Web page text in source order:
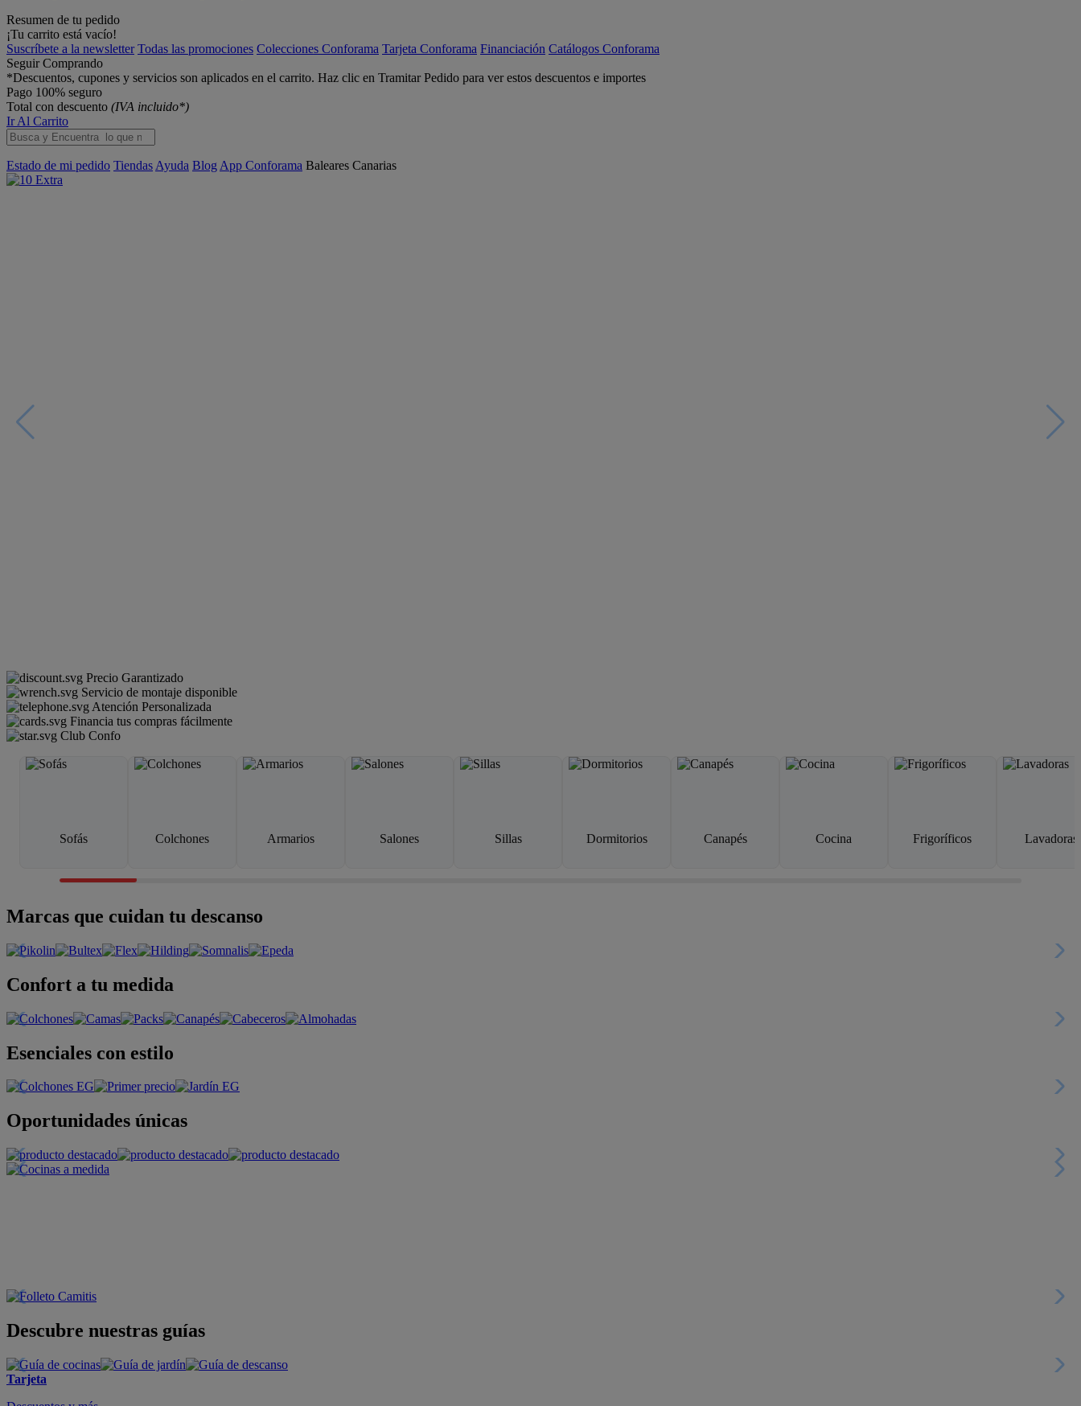
Resumen de tu pedido
¡Tu carrito está vacío!
Suscríbete a la newsletter Todas las promociones Colecciones Conforama Tarjeta Conforama Financiación Catálogos Conforama
Seguir Comprando
*Descuentos, cupones y servicios son aplicados en el carrito. Haz clic en Tramitar Pedido para ver estos descuentos e importes
Pago 100% seguro
Total con descuento (IVA incluido*)
Ir Al Carrito
Estado de mi pedido Tiendas Ayuda Blog App Conforama Baleares Canarias
Precio Garantizado
Servicio de montaje disponible
Atención Personalizada
Financia tus compras fácilmente
Club Confo
Sofás Colchones Armarios Salones Sillas Dormitorios Canapés Cocina Frigoríficos Lavadoras
Marcas que cuidan tu descanso
Confort a tu medida
Esenciales con estilo
Oportunidades únicas
Descubre nuestras guías
Tarjeta